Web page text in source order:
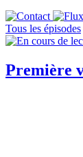
Tous les épisodes
Première